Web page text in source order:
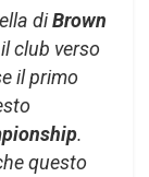
diBrown
club verso
il primo
.
questo